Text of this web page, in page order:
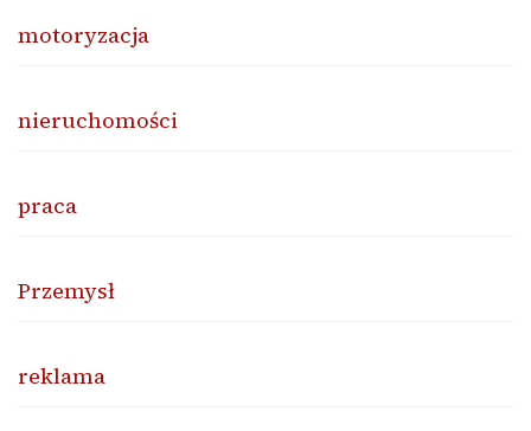
motoryzacja
nieruchomości
praca
Przemysł
reklama